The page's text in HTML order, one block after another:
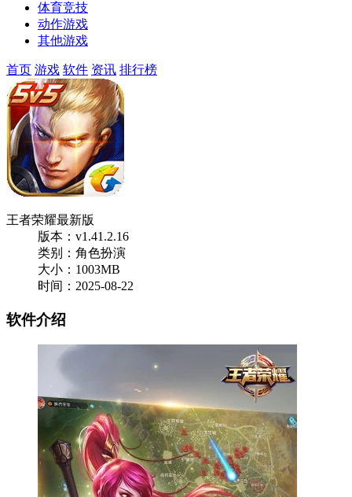
体育竞技
动作游戏
其他游戏
首页 游戏 软件 资讯 排行榜
王者荣耀最新版
版本：v1.41.2.16
类别：角色扮演
大小：1003MB
时间：2025-08-22
软件介绍